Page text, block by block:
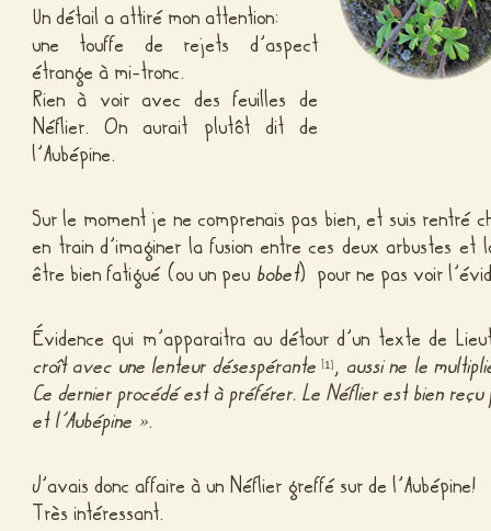
Un détail a attiré mon attention:
une touffe de rejets d’aspect
étrange à mi-tronc.
Rien à voir avec des feuilles de
Néflier. On aurait plutôt dit de
l’Aubépine.
Sur le moment je ne comprenais pas bien, et suis rentré
en train d’imaginer la fusion entre ces deux arbustes
être bien fatigué (ou un peu bobet) pour ne pas voir
Évidence qui m’apparaitra au détour d’un texte de
croît avec une lenteur désespérante[1], aussi ne le
Ce dernier procédé est à préférer. Le Néflier est bien
et l’Aubépine ».
J’avais donc affaire à un Néflier greffé sur de l’Aubépine!
Très intéressant.